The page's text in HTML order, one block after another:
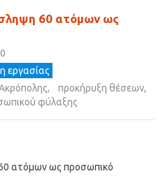
60 ατόμων ως
εργασίας
, προκήρυξη θέσεων,
φύλαξης
ατόμων ως προσωπικό